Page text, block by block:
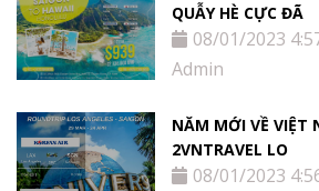
QUẪY HÈ CỰC ĐÃ
08/01/2023
Admin
NĂM MỚI VỀ VIỆT
2VNTRAVEL LO
08/01/2023